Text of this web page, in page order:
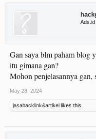
Gan saya blm paham blog
itu gimana gan?
Mohon penjelasannya gan,
May 28, 2024
jasabacklink&artikel likes this.